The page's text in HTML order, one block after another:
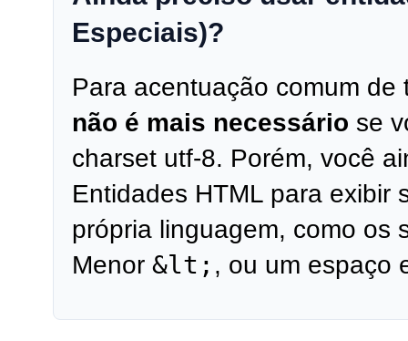
Especiais)?
Para acentuação comum
não é mais necessário se
charset utf-8. Porém, você
Entidades HTML para exibir
própria linguagem, como os
Menor &lt; , ou um espaço